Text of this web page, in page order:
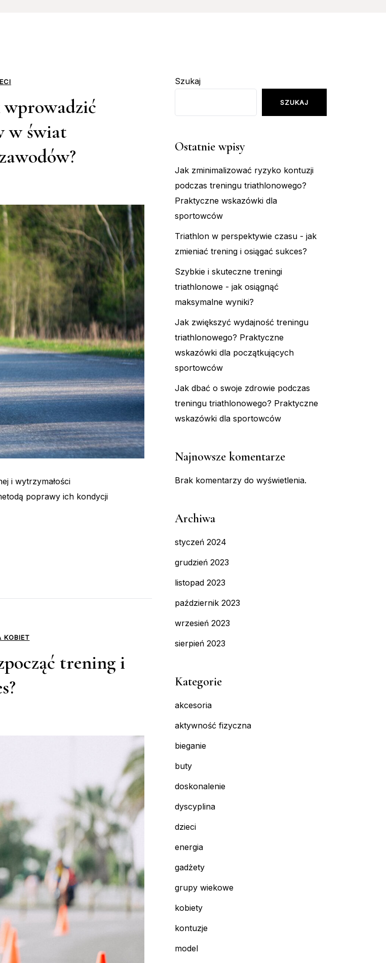
w świat
i wytrzymałości
poprawy ich kondycji
KOBIET
trening i
Szukaj
SZUKAJ
Ostatnie wpisy
Jak zminimalizować ryzyko kontuzji
podczas treningu triathlonowego?
Praktyczne wskazówki dla
sportowców
Triathlon w perspektywie czasu - jak
zmieniać trening i osiągać sukces?
Szybkie i skuteczne treningi
triathlonowe - jak osiągnąć
maksymalne wyniki?
Jak zwiększyć wydajność treningu
triathlonowego? Praktyczne
wskazówki dla początkujących
sportowców
Jak dbać o swoje zdrowie podczas
treningu triathlonowego? Praktyczne
wskazówki dla sportowców
Najnowsze komentarze
Brak komentarzy do wyświetlenia.
Archiwa
styczeń 2024
grudzień 2023
listopad 2023
październik 2023
wrzesień 2023
sierpień 2023
Kategorie
akcesoria
aktywność fizyczna
bieganie
buty
doskonalenie
dyscyplina
dzieci
energia
gadżety
grupy wiekowe
kobiety
kontuzje
model